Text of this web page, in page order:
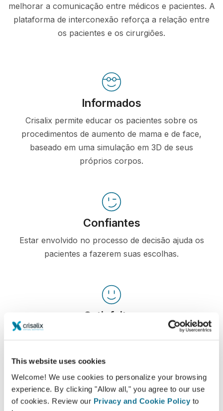
This website uses cookies
Welcome! We use cookies to personalize your browsing
experience. By clicking "Allow all," you agree to our use
of cookies. Review our Privacy and Cookie Policy to
melhorar a comunicação entre médicos e pacientes. A
plataforma de interconexão reforça a relação entre
os pacientes e os cirurgiões.
Informados
Crisalix permite educar os pacientes sobre os
procedimentos de aumento de mama e de face,
baseado em uma simulação em 3D de seus
próprios corpos.
Confiantes
Estar envolvido no processo de decisão ajuda os
pacientes a fazerem suas escolhas.
Satisfeitos
100% das mulheres afirmaram que estavam
depois de terem visto a simulação 3D antes da
operação*.